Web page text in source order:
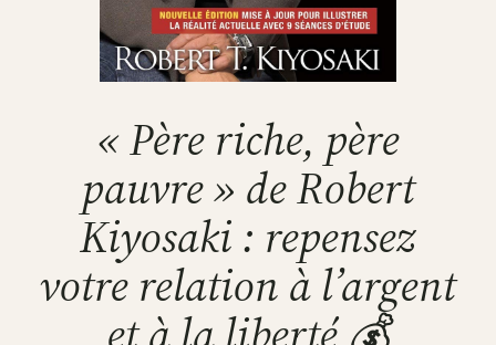
« Père riche, père
pauvre » de Robert
Kiyosaki : repensez
votre relation à l’argent